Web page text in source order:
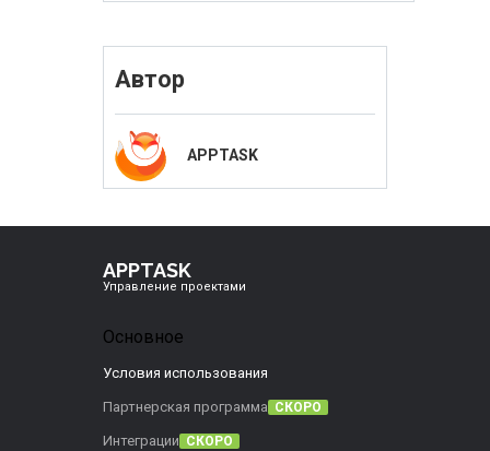
Автор
APPTASK
APPTASK
Управление проектами
Основное
Условия использования
Партнерская программа СКОРО
Интеграции СКОРО